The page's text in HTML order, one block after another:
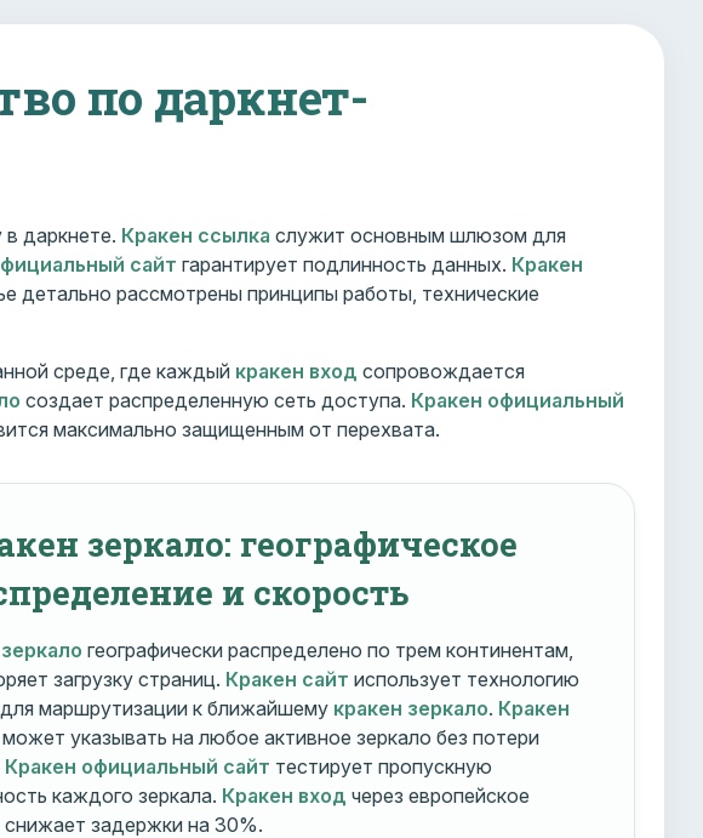
по даркнет-
даркнете. Кракен ссылка служит основным шлюзом для
сайт гарантирует подлинность данных. Кракен
детально рассмотрены принципы работы, технические
среде, где каждый кракен вход сопровождается
создает распределенную сеть доступа. Кракен официальный
максимально защищенным от перехвата.
зеркало: географическое
и скорость
географически распределено по трем континентам,
загрузку страниц. Кракен сайт использует технологию
маршрутизации к ближайшему кракен зеркало. Кракен
может указывать на любое активное зеркало без потери
Кракен официальный сайт тестирует пропускную
каждого зеркала. Кракен вход через европейское
снижает задержки на 30%.